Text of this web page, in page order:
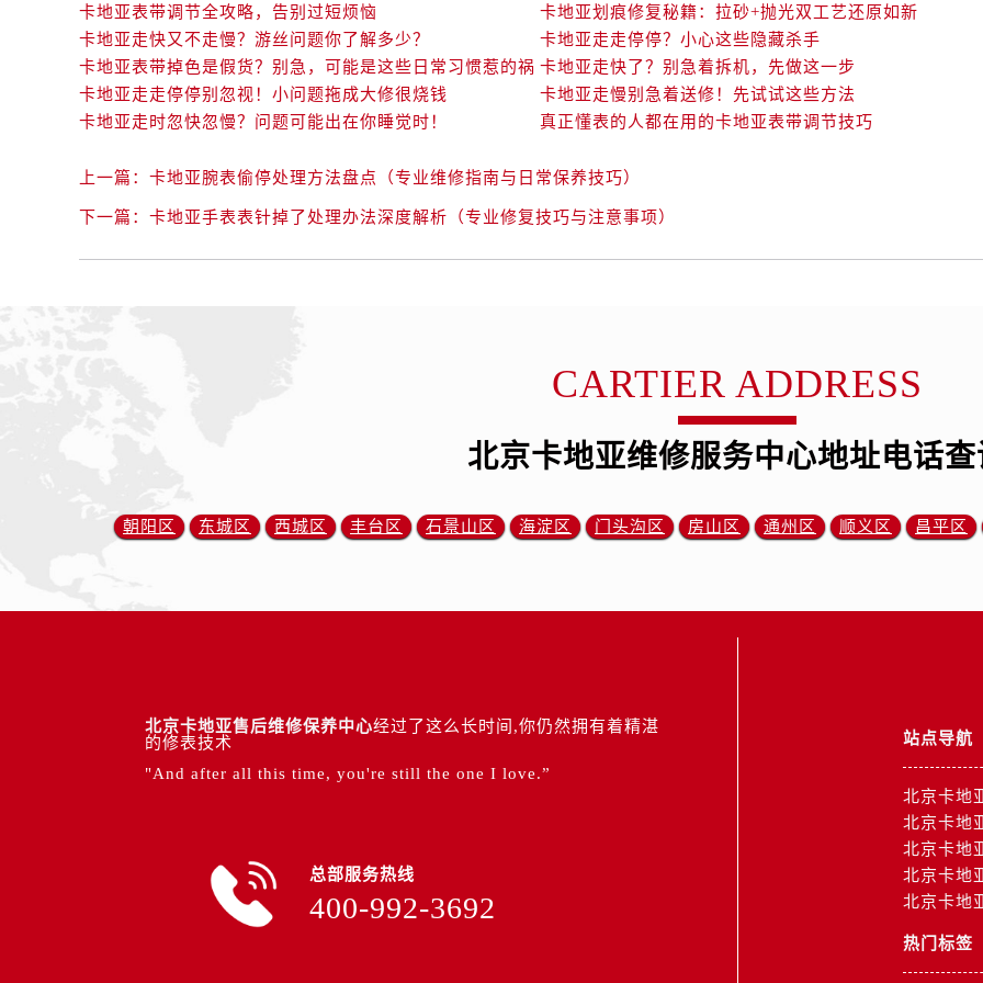
卡地亚表带调节全攻略，告别过短烦恼
卡地亚划痕修复秘籍：拉砂+抛光双工艺还原如新
卡地亚走快又不走慢？游丝问题你了解多少？
卡地亚走走停停？小心这些隐藏杀手
卡地亚表带掉色是假货？别急，可能是这些日常习惯惹的祸 卡地亚走快了？别急着拆机，先做这一步
卡地亚走走停停别忽视！小问题拖成大修很烧钱
卡地亚走慢别急着送修！先试试这些方法
卡地亚走时忽快忽慢？问题可能出在你睡觉时！
真正懂表的人都在用的卡地亚表带调节技巧
上一篇： 卡地亚腕表偷停处理方法盘点（专业维修指南与日常保养技巧）
下一篇： 卡地亚手表表针掉了处理办法深度解析（专业修复技巧与注意事项）
CARTIER ADDRESS
北京卡地亚维修服务中心地址电话查
朝阳区 东城区 西城区 丰台区 石景山区 海淀区 门头沟区 房山区 通州区 顺义区 昌平区
北京卡地亚售后维修保养中心经过了这么长时间,你仍然拥有着精湛
的修表技术
"And after all this time, you're still the one I love.”
总部服务热线
400-992-3692
站点导航
北京卡地
北京卡地
北京卡地
北京卡地
北京卡地
热门标签